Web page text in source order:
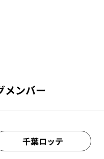
メンバー
千葉ロッテ